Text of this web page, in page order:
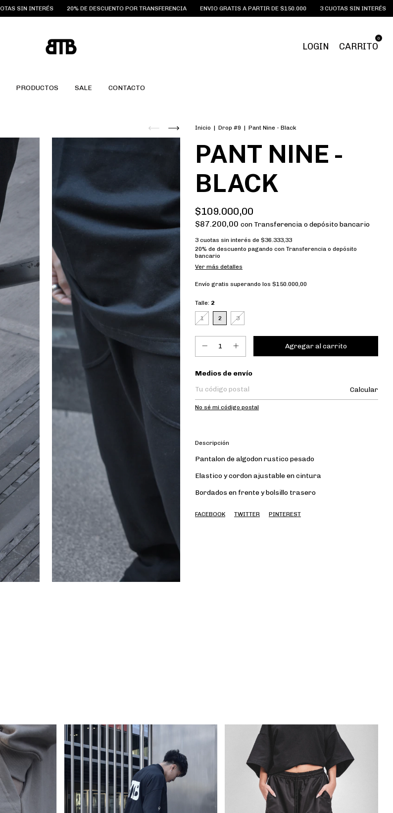
20% DE DESCUENTO POR TRANSFERENCIA ENVIO GRATIS A PARTIR DE $150.000 3 CUOTAS SIN INTERÉS 20% DE
LOGIN CARRITO
0
PRODUCTOS SALE CONTACTO
Inicio | Drop #9 | Pant Nine - Black
PANT NINE -
BLACK
$109.000,00
$87.200,00 con Transferencia o depósito bancario
3 cuotas sin interés de $36.333,33
20% de descuento pagando con Transferencia o depósito
bancario
Ver más detalles
Envío gratis superando los $150.000,00
Talle: 2
1 2 3
Entregas para el CP:
Medios de envío
Calcular
No sé mi código postal
Descripción
Pantalon de algodon rustico pesado
Elastico y cordon ajustable en cintura
Bordados en frente y bolsillo trasero
FACEBOOK TWITTER PINTEREST